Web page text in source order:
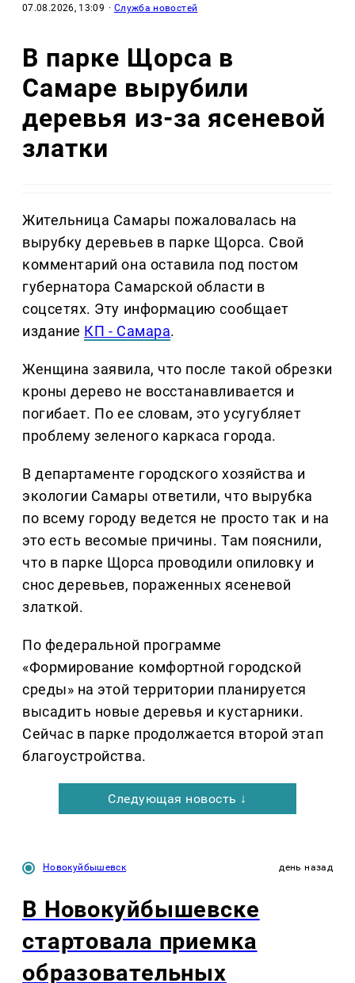
07.08.2026, 13:09 · Служба новостей
В парке Щорса в
Самаре вырубили
деревья из-за ясеневой
златки
Жительница Самары пожаловалась на
вырубку деревьев в парке Щорса. Свой
комментарий она оставила под постом
губернатора Самарской области в
соцсетях. Эту информацию сообщает
издание КП - Самара.
Женщина заявила, что после такой обрезки
кроны дерево не восстанавливается и
погибает. По ее словам, это усугубляет
проблему зеленого каркаса города.
В департаменте городского хозяйства и
экологии Самары ответили, что вырубка
по всему городу ведется не просто так и на
это есть весомые причины. Там пояснили,
что в парке Щорса проводили опиловку и
снос деревьев, пораженных ясеневой
златкой.
По федеральной программе
«Формирование комфортной городской
среды» на этой территории планируется
высадить новые деревья и кустарники.
Сейчас в парке продолжается второй этап
благоустройства.
Следующая новость ↓
Новокуйбышевск день назад
В Новокуйбышевске
стартовала приемка
образовательных